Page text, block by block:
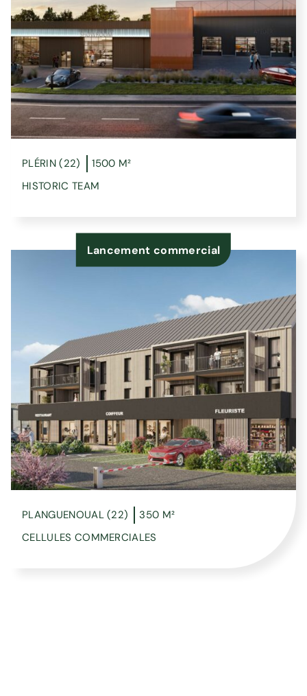
PLÉRIN (22)
1500 M²
HISTORIC TEAM
Lancement commercial
PLANGUENOUAL (22)
350 M²
CELLULES COMMERCIALES